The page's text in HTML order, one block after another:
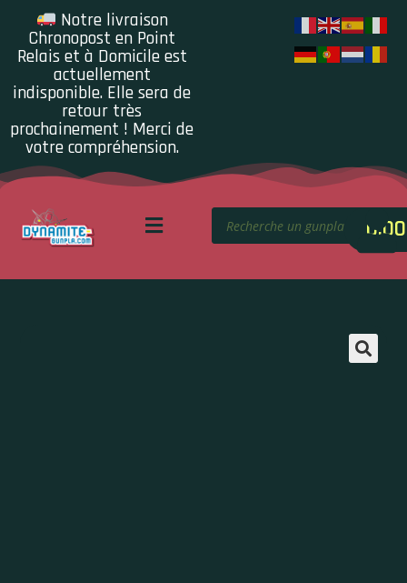
Notre livraison
Chronopost en Point
Relais et à Domicile est
actuellement
indisponible. Elle sera de
retour très
prochainement ! Merci de
votre compréhension.
0.00